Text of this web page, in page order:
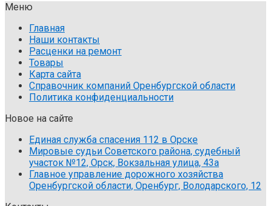
Меню
Главная
Наши контакты
Расценки на ремонт
Товары
Карта сайта
Справочник компаний Оренбургской области
Политика конфиденциальности
Новое на сайте
Единая служба спасения 112 в Орске
Мировые судьи Советского района, судебный
участок №12, Орск, Вокзальная улица, 43а
Главное управление дорожного хозяйства
Оренбургской области, Оренбург, Володарского, 12